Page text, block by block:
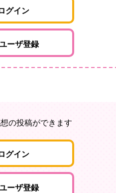
グイン
ーザ登録
の投稿ができます
グイン
ーザ登録